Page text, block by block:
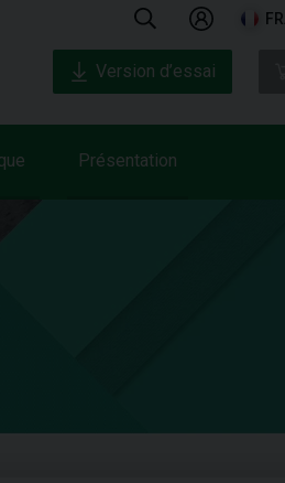
Présentation
Version d’essai